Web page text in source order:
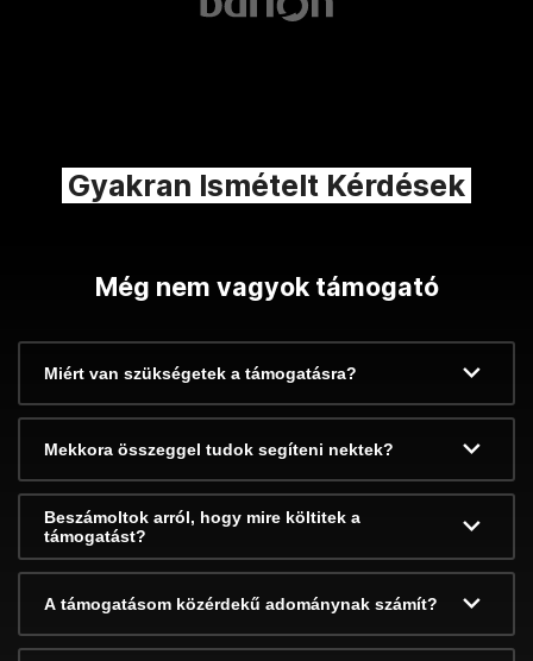
Gyakran Ismételt Kérdések
Még nem vagyok támogató
Miért van szükségetek a támogatásra?
Mekkora összeggel tudok segíteni nektek?
Beszámoltok arról, hogy mire költitek a
támogatást?
A támogatásom közérdekű adománynak számít?